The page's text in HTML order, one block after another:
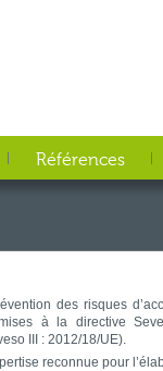
Références
des risques
à la directive
III : 2012/18/UE).
reconnue pour